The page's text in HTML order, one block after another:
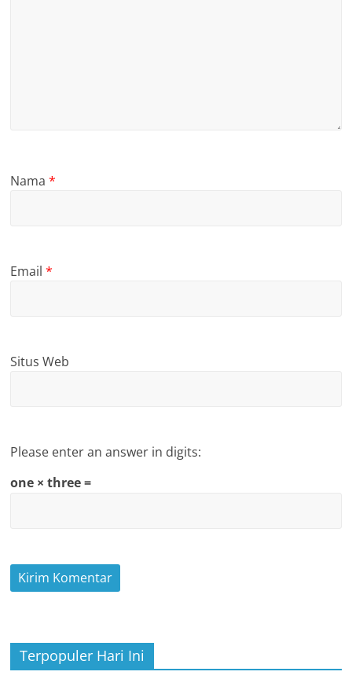
Nama*
Email*
Situs Web
Please enter an answer in digits:
one × three =
Terpopuler Hari Ini